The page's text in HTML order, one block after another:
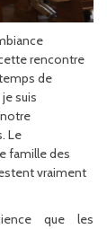
rencontre
de
suis
Le
famille des
vraiment
que les